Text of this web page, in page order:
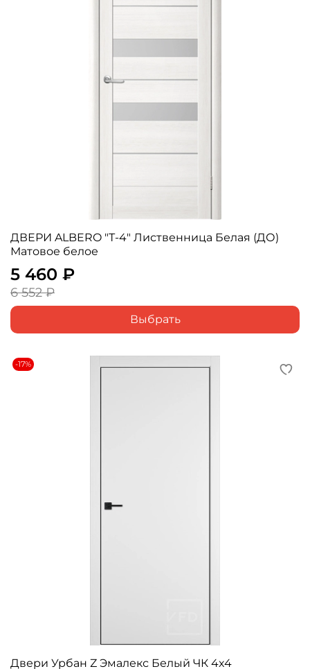
ДВЕРИ ALBERO "Т-4" Лиственница Белая (ДО)
Матовое белое
5 460 ₽
6 552 ₽
Выбрать
-17%
Двери Урбан Z Эмалекс Белый ЧК 4х4